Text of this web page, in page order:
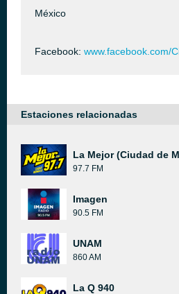
México
Facebook: www.facebook.com/
Estaciones relacionadas
La Mejor (Ciudad de
97.7 FM
Imagen
90.5 FM
UNAM
860 AM
La Q 940